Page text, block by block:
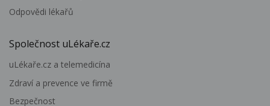
Odpovědi lékařů
Společnost uLékaře.cz
uLékaře.cz a telemedicína
Zdraví a prevence ve firmě
Bezpečnost